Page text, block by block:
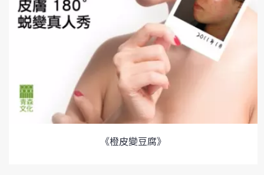
《橙皮變豆腐》